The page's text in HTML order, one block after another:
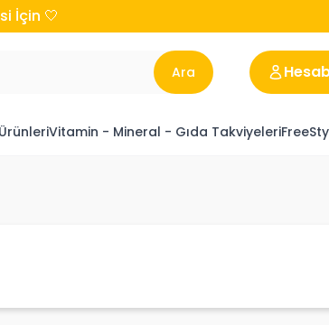
İçin 🤍
Ara
Vitamin - Mineral - Gıda Takviyeleri